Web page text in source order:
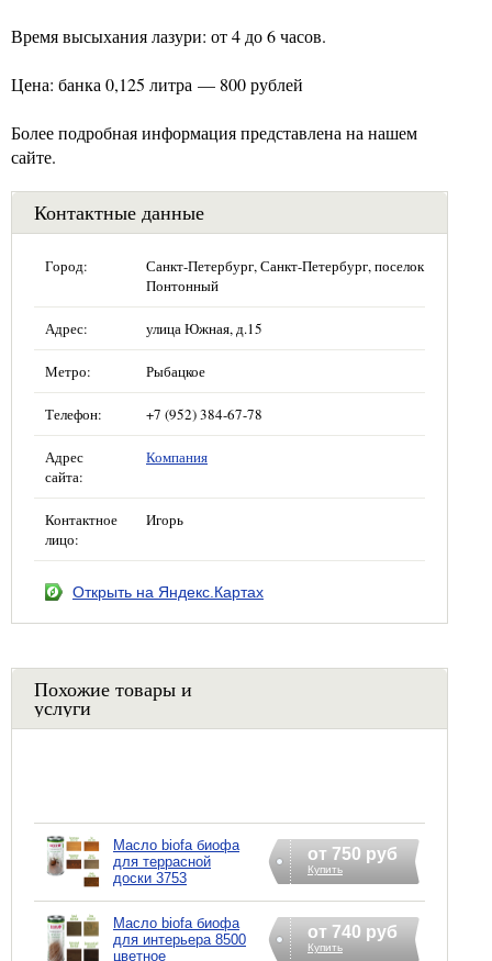
Время высыхания лазури: от 4 до 6 часов.
Цена: банка 0,125 литра — 800 рублей
Более подробная информация представлена на нашем
сайте.
Контактные данные
Город:
Санкт-Петербург, Санкт-Петербург, поселок
Понтонный
Адрес: улица Южная, д.15
Метро: Рыбацкое
Телефон: +7 (952) 384-67-78
Адрес
сайта:
Компания
Контактное
лицо:
Игорь
Открыть на Яндекс.Картах
Похожие товары и
услуги
Масло biofa биофа
для террасной
доски 3753
от 750 руб
Купить
Масло biofa биофа
для интерьера 8500
цветное
от 740 руб
Купить